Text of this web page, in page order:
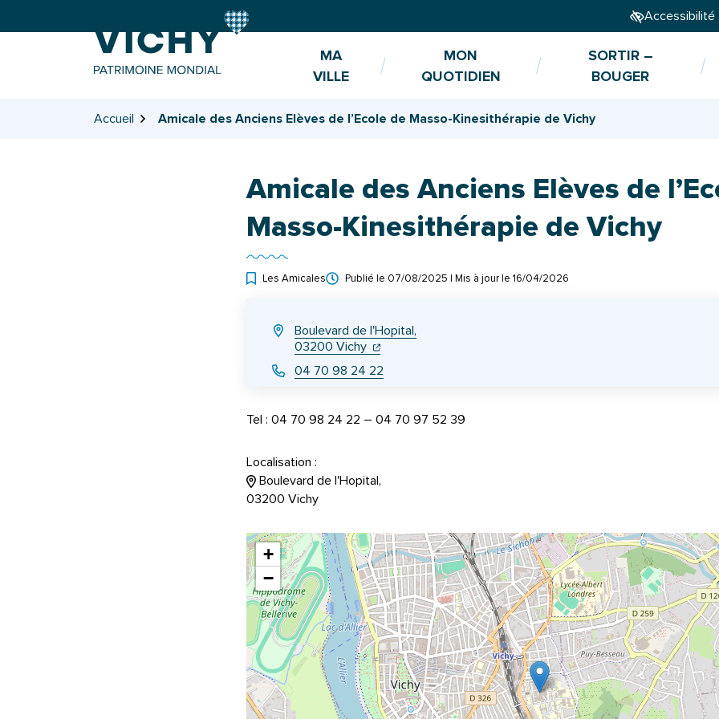
Accessibilité
MA
VILLE
MON
QUOTIDIEN
SORTIR –
BOUGER
Accueil Amicale des Anciens Elèves de l’Ecole de Masso-Kinesithérapie de Vichy
Amicale des Anciens Elèves de
Masso-Kinesithérapie de Vichy
Les Amicales Publié le 07/08/2025 | Mis à jour le 16/04/2026
Boulevard de l'Hopital,
03200 Vichy (ouverture dans un nouvel onglet)
(ouverture dans un nouvel onglet)
04 70 98 24 22
Tel : 04 70 98 24 22 – 04 70 97 52 39
Localisation :
Boulevard de l'Hopital,
03200 Vichy
+
−